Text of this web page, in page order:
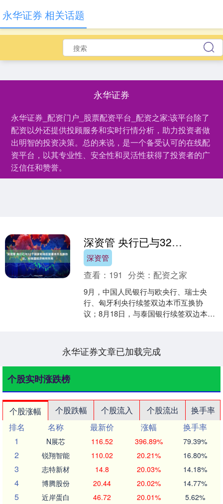
永华证券
永华证券_配资门户_股票配资平台_配资之家:该平台除了
配资以外还提供投顾服务和实时行情分析，助力投资者做
出明智的投资决策。总的来说，是一个备受认可的在线配
资平台，以其专业性、安全性和灵活性获得了投资者的广
泛信任和赞誉。
永华证券 相关话题
深资管 央行已与32个国家和地区签署本币互换协议，对我国经济有何作用
深资管
查看： 191 分类：配资之家
9月，中国人民银行与欧央行、瑞士央
行、匈牙利央行续签双边本币互换协
议；8月18日，与泰国银行续签双边本币
永华证券文章已加载完成
个股实时涨跌榜
个股涨幅 个股跌幅 个股流入 个股流出
换手率
排名
名称 最新价 涨幅
换手率
1
N展芯 116.52 396.89% 79.39%
2 锐翔智能 110.02 20.21% 16.80%
3 志特新材 14.8 20.03% 14.18%
4 博腾股份 20.44 20.02% 14.77%
5 近岸蛋白 46.72 20.01% 5.62%